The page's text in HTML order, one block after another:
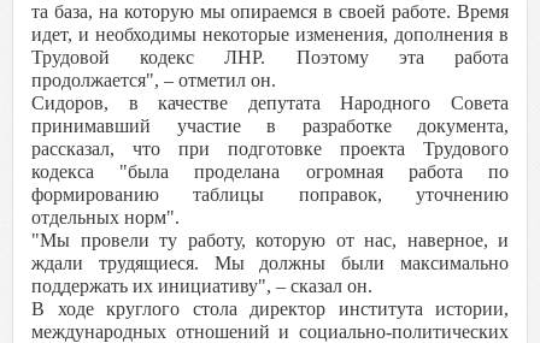
та база, на которую мы опираемся в своей работе. Время
идет, и необходимы некоторые изменения, дополнения в
Трудовой кодекс ЛНР. Поэтому эта работа
продолжается", – отметил он.
Сидоров, в качестве депутата Народного Совета
принимавший участие в разработке документа,
рассказал, что при подготовке проекта Трудового
кодекса "была проделана огромная работа по
формированию таблицы поправок, уточнению
отдельных норм".
"Мы провели ту работу, которую от нас, наверное, и
ждали трудящиеся. Мы должны были максимально
поддержать их инициативу", – сказал он.
В ходе круглого стола директор института истории,
международных отношений и социально-политических